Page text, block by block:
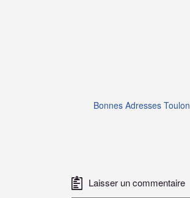
Bonnes Adresses Toulon
Laisser un commentaire